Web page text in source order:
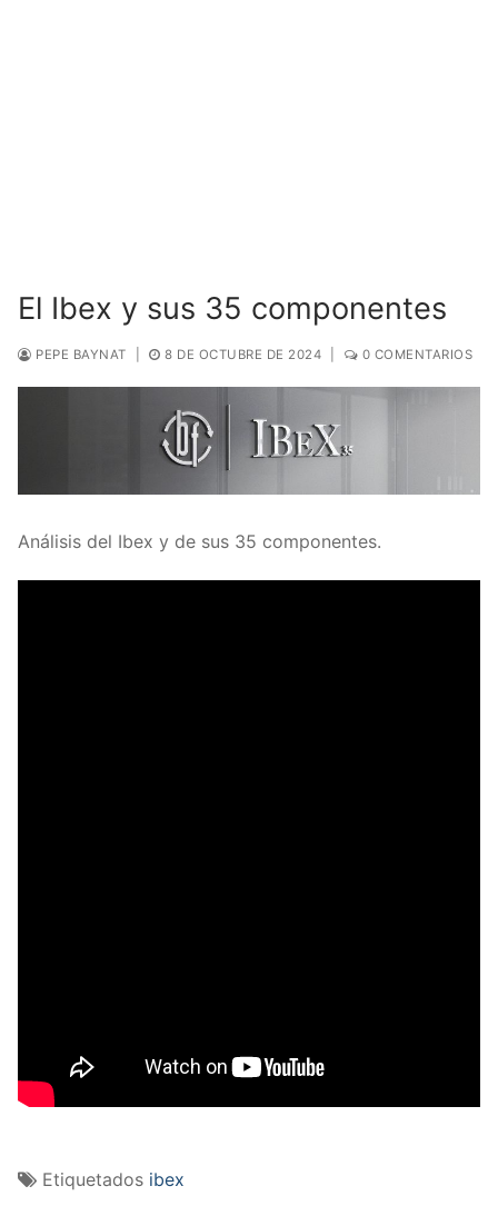
El Ibex y sus 35 componentes
PEPE BAYNAT 8 DE OCTUBRE DE 2024 0 COMENTARIOS
Análisis del Ibex y de sus 35 componentes.
Etiquetados ibex